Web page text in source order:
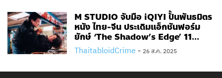
M STUDIO จับมือ iQIYI ปั้นพันธมิตร
หนัง ไทย-จีน ประเดิมแอ็กชันฟอร์ม
ยักษ์ ‘The Shadow’s Edge’ 11...
ThaitabloidCrime - 26 ส.ค. 2025